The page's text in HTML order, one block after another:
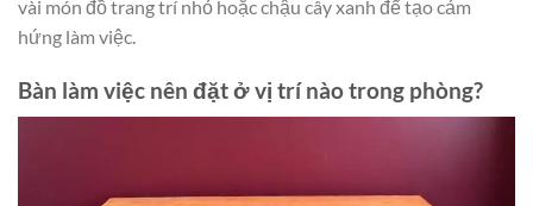
vài món đồ trang trí nhỏ hoặc chậu cây xanh để tạo cảm
hứng làm việc.
Bàn làm việc nên đặt ở vị trí nào trong phòng?